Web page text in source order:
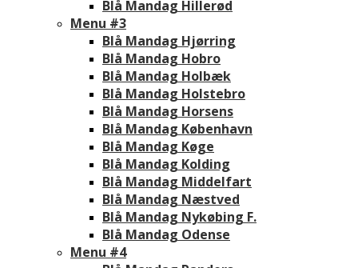
Blå Mandag Hillerød
Menu #3
Blå Mandag Hjørring
Blå Mandag Hobro
Blå Mandag Holbæk
Blå Mandag Holstebro
Blå Mandag Horsens
Blå Mandag København
Blå Mandag Køge
Blå Mandag Kolding
Blå Mandag Middelfart
Blå Mandag Næstved
Blå Mandag Nykøbing F.
Blå Mandag Odense
Menu #4